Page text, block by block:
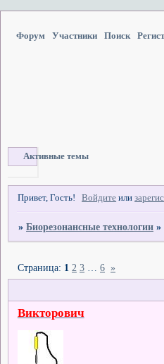
Форум Участники Поиск
Активные темы
Привет, Гость! Войдите или
»Биорезонансные технологии »
Страница: 1 2 3 … 6 »
Викторович